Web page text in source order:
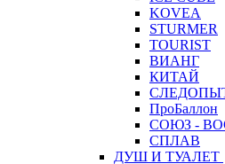
KOVEA
STURMER
TOURIST
ВИАНГ
КИТАЙ
ПроБаллон
СОЮЗ -
СПЛАВ
ДУШ И ТУАЛЕТ